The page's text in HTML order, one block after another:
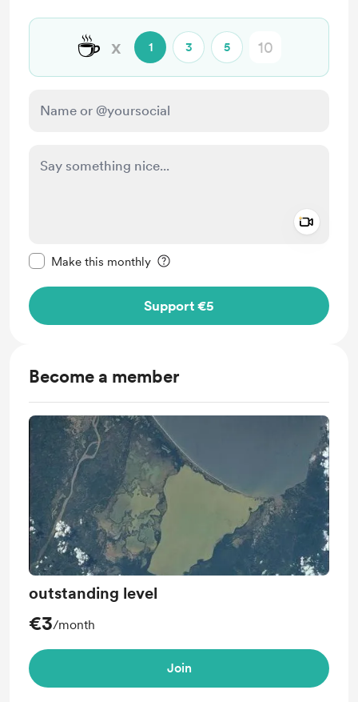
☕ x 1 3 5
Make this monthly
Support €5
Become a member
outstanding level
€3/month
Join